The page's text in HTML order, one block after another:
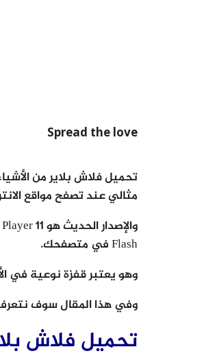
Spread the love
تحميل فلاش بلاير من
مثالي عند تصفح مواقع
Flash في متصفحك.
وهو يعتبر قفزة نوعية في
وفي هذا المقال سوف
تحميل فلاش